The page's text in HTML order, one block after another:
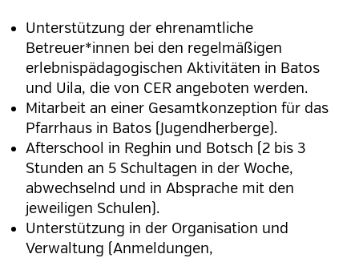
Unterstützung der ehrenamtliche
Betreuer*innen bei den regelmäßigen
erlebnispädagogischen Aktivitäten in Batos
und Uila, die von CER angeboten werden.
Mitarbeit an einer Gesamtkonzeption für das
Pfarrhaus in Batos (Jugendherberge).
Afterschool in Reghin und Botsch (2 bis 3
Stunden an 5 Schultagen in der Woche,
abwechselnd und in Absprache mit den
jeweiligen Schulen).
Unterstützung in der Organisation und
Verwaltung (Anmeldungen,